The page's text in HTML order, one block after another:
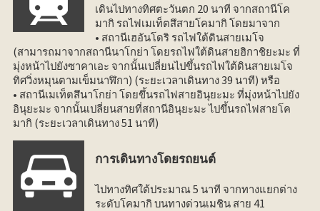
เดินไปทางทิศตะวันตก 20 นาที จากสถานีโค
มากิ รถไฟเมเท็ตสึสายโคมากิ โดยมาจาก
• สถานีเฮอันโดริ รถไฟใต้ดินสายเมโจ
(สามารถมาจากสถานีนาโกย่า โดยรถไฟใต้ดินสายฮิกาชิยะมะ ที่
มุ่งหน้าไปยังซาคาเอะ จากนั้นเปลี่ยนไปขึ้นรถไฟใต้ดินสายเมโจ
ทิศวิ่งหมุนตามเข็มนาฬิกา) (ระยะเวลาเดินทาง 39 นาที) หรือ
• สถานีเมเท็ตสึนาโกย่า โดยขึ้นรถไฟสายอินุยะมะ ที่มุ่งหน้าไปยัง
อินุยะมะ จากนั้นเปลี่ยนสายที่สถานีอินุยะมะ ไปขึ้นรถไฟสายโค
มากิ (ระยะเวลาเดินทาง 51 นาที)
การเดินทางโดยรถยนต์
ไปทางทิศใต้ประมาณ 5 นาที จากทางแยกต่าง
ระดับโคมากิ บนทางด่วนเมชิน สาย 41